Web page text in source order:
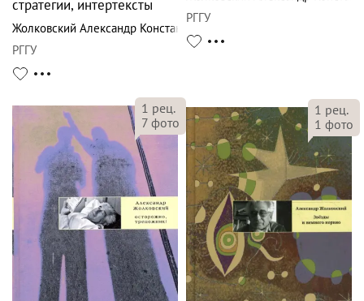
стратегии, интертексты
Жолковский Александр Константинович
РГГУ
РГГУ
1 рец.
7 фото
1 рец.
1 фото